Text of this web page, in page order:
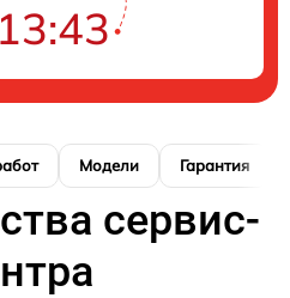
Модели Гарантия
сервис-